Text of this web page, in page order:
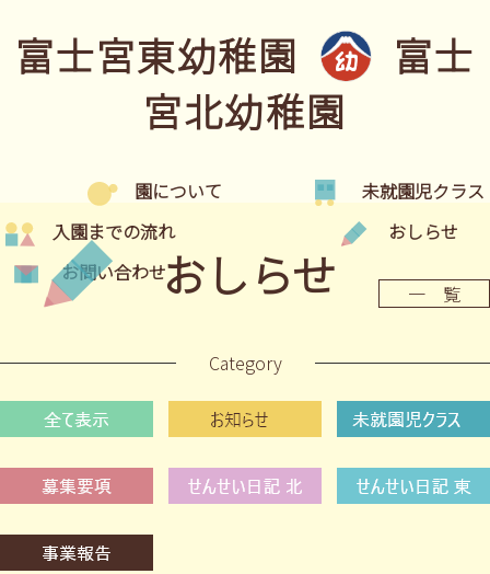
富士宮東幼稚園
富士
宮北幼稚園
園について
未就園児クラス
入園までの流れ
おしらせ
お問い合わせおしらせ 一 覧
Category